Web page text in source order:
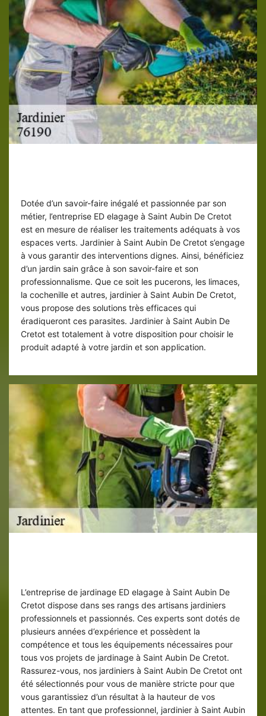
Dotée d’un savoir-faire inégalé et passionnée par son
métier, l’entreprise ED elagage à Saint Aubin De Cretot
est en mesure de réaliser les traitements adéquats à vos
espaces verts. Jardinier à Saint Aubin De Cretot s’engage
à vous garantir des interventions dignes. Ainsi, bénéficiez
d’un jardin sain grâce à son savoir-faire et son
professionnalisme. Que ce soit les pucerons, les limaces,
la cochenille et autres, jardinier à Saint Aubin De Cretot,
vous propose des solutions très efficaces qui
éradiqueront ces parasites. Jardinier à Saint Aubin De
Cretot est totalement à votre disposition pour choisir le
produit adapté à votre jardin et son application.
L’entreprise de jardinage ED elagage à Saint Aubin De
Cretot dispose dans ses rangs des artisans jardiniers
professionnels et passionnés. Ces experts sont dotés de
plusieurs années d’expérience et possèdent la
compétence et tous les équipements nécessaires pour
tous vos projets de jardinage à Saint Aubin De Cretot.
Rassurez-vous, nos jardiniers à Saint Aubin De Cretot ont
été sélectionnés pour vous de manière stricte pour que
vous garantissiez d’un résultat à la hauteur de vos
attentes. En tant que professionnel, jardinier à Saint Aubin